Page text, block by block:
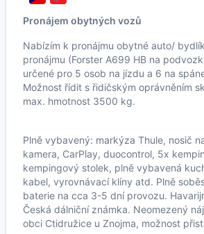
Pronájem obytných vozů
Nabízím k pronájmu obytné auto/
pronájmu (Forster A699 HB na
určené pro 5 osob na jízdu a 6 na
Možnost řídit s řidičským oprávněním
max. hmotnost 3500 kg.
Plně vybavený: markýza Thule, nosič
kamera, CarPlay, duocontrol, 5x
kempingový stolek, plně vybavená
kabel, vyrovnávací klíny atd. Plně
baterie na cca 3-5 dní provozu.
Česká dálniční známka. Neomezený
obci Ctidružice u Znojma, možnost